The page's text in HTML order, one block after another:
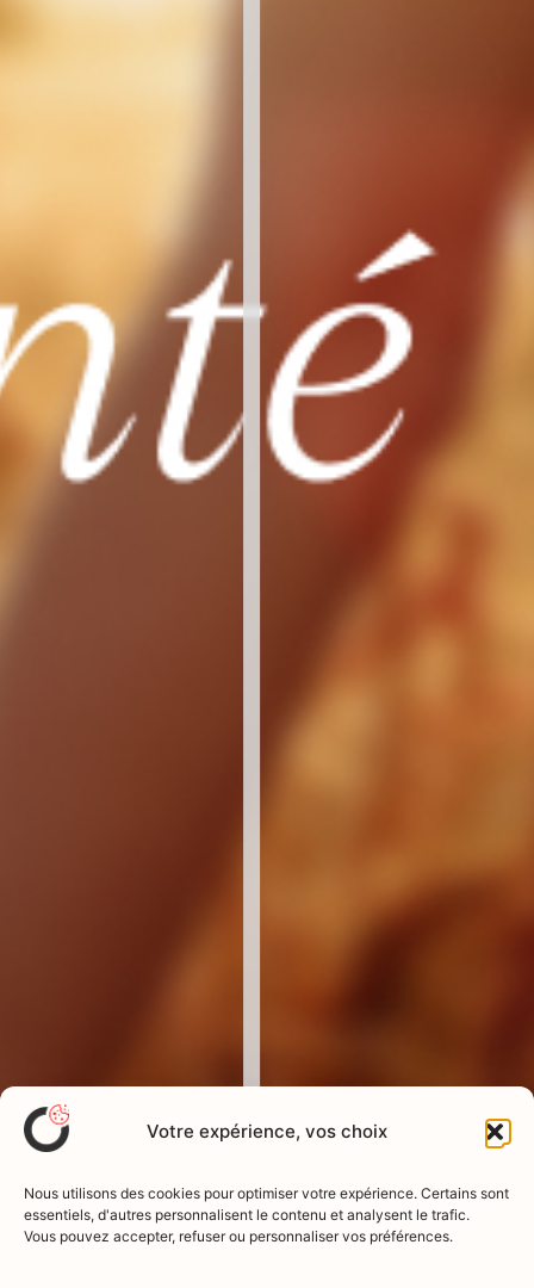
Votre expérience, vos choix
Nous utilisons des cookies pour optimiser votre expérience. Certains sont
essentiels, d'autres personnalisent le contenu et analysent le trafic.
Vous pouvez accepter, refuser ou personnaliser vos préférences.